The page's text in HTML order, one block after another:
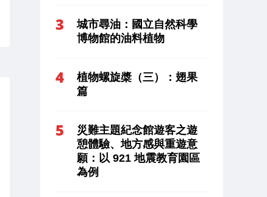
城市尋油：國立自然科學
博物館的油料植物
植物螺旋槳（三）：翅果
篇
災難主題紀念館遊客之遊
憩體驗、地方感與重遊意
願：以 921 地震教育園區
為例